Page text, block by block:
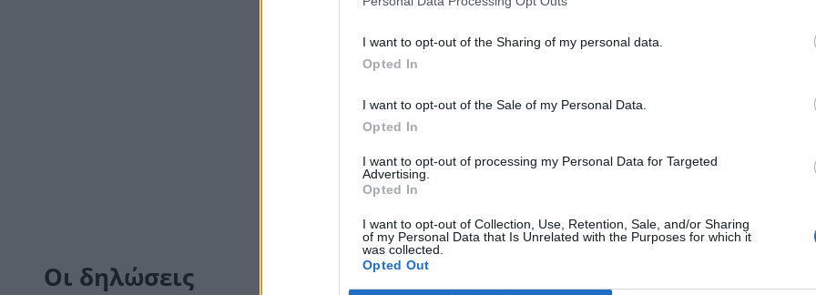
I want to opt-out of the Sharing of my personal data.
Opted In
I want to opt-out of the Sale of my Personal Data.
Opted In
I want to opt-out of processing my Personal Data for Targeted
Advertising.
Opted In
I want to opt-out of Collection, Use, Retention, Sale, and/or Sharing
of my Personal Data that Is Unrelated with the Purposes for which it
was collected.
Opted Out
Οι δηλώσεις